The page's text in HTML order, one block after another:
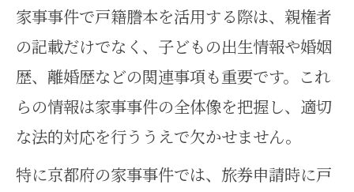
家事事件で戸籍謄本を活用する際は、親権者
の記載だけでなく、子どもの出生情報や婚姻
歴、離婚歴などの関連事項も重要です。これ
らの情報は家事事件の全体像を把握し、適切
な法的対応を行ううえで欠かせません。
特に京都府の家事事件では、旅券申請時に戸